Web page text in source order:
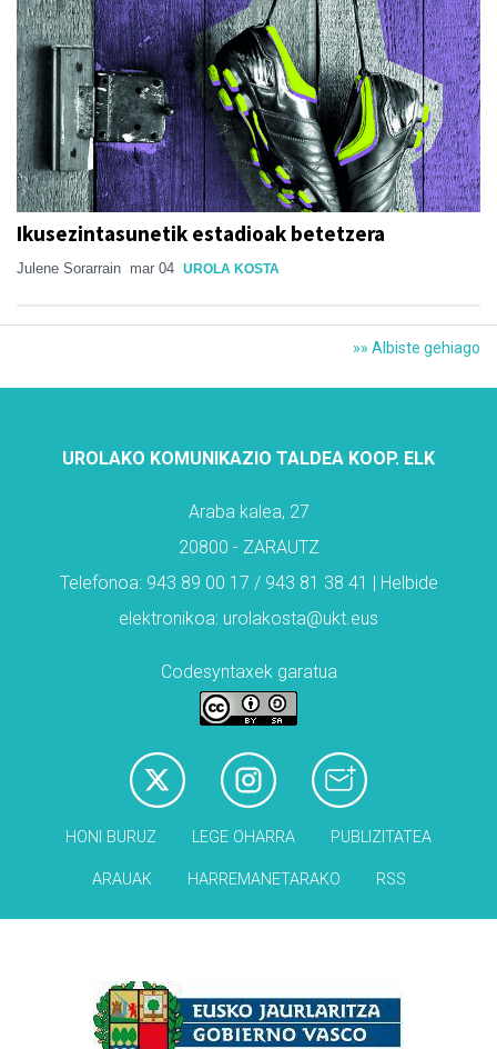
Ikusezintasunetik estadioak betetzera
Julene Sorarrain mar 04 UROLA KOSTA
»» Albiste gehiago
UROLAKO KOMUNIKAZIO TALDEA KOOP. ELK
Araba kalea, 27
20800 - ZARAUTZ
Telefonoa: 943 89 00 17 / 943 81 38 41 | Helbide
elektronikoa: urolakosta@ukt.eus
Codesyntaxek garatua
HONI BURUZ LEGE OHARRA PUBLIZITATEA
ARAUAK HARREMANETARAKO RSS